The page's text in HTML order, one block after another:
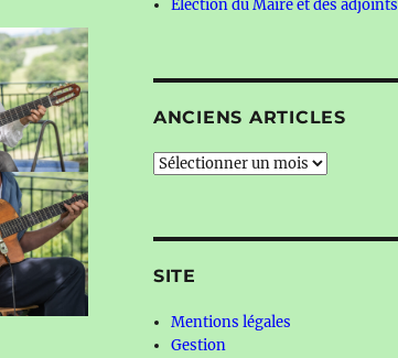
Élection du Maire et des adjoints
ANCIENS ARTICLES
Anciens
SITE
Mentions légales
Gestion